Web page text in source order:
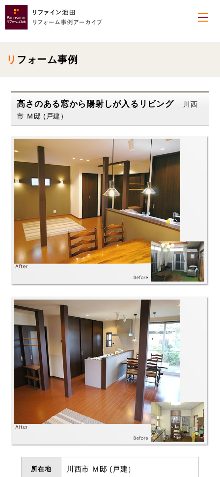
リフォーム事例
高さのある窓から陽射しが入るリビング
川西
市 Ｍ邸 (戸建）
所在地 川西市 Ｍ邸 (戸建）